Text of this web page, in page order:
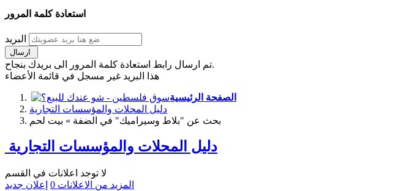
استعادة كلمة المرور
البريد
تم ارسال رابط استعادة كلمة المرور الى بريدك بنجاح.
هذا البريد غير مسجل في قائمة الأعضاء
الصفحة الرئيسية
دليل المحلات والمؤسسات التجارية
بحث عن "بلاط وسيراميك" في الضفة » بيت لحم
دليل المحلات والمؤسسات التجارية
لا توجد اعلانات في القسم
المزيد من الاعلانات 0 إعلان جديد